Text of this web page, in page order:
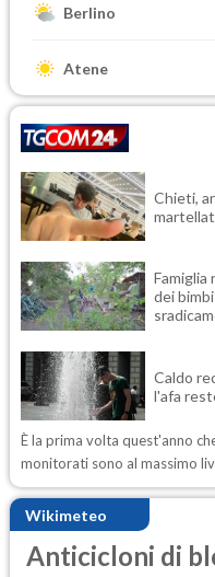
Berlino
Atene
Chieti,
dei
Caldo
l'afa
È la prima volta quest'anno
monitorati sono al massimo
Wikimeteo
Anticicloni di